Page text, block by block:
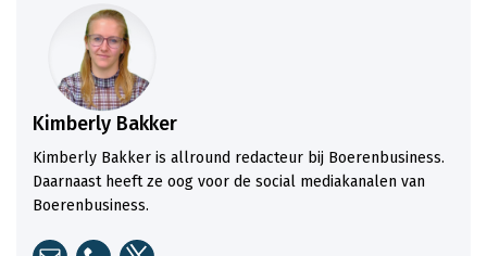
Kimberly Bakker
Kimberly Bakker is allround redacteur bij Boerenbusiness.
Daarnaast heeft ze oog voor de social mediakanalen van
Boerenbusiness.